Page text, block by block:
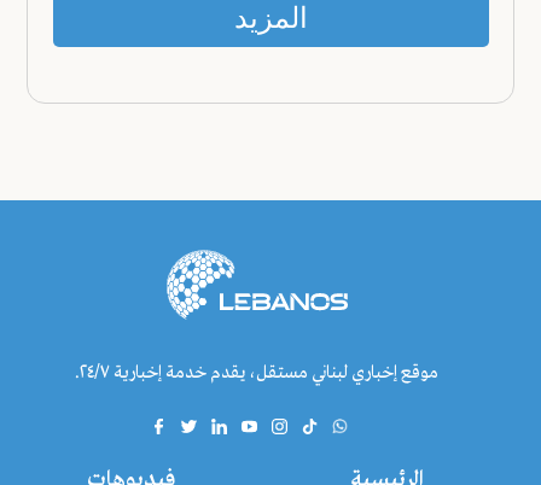
المزيد
موقع إخباري لبناني مستقل، يقدم خدمة إخبارية ٢٤/٧.